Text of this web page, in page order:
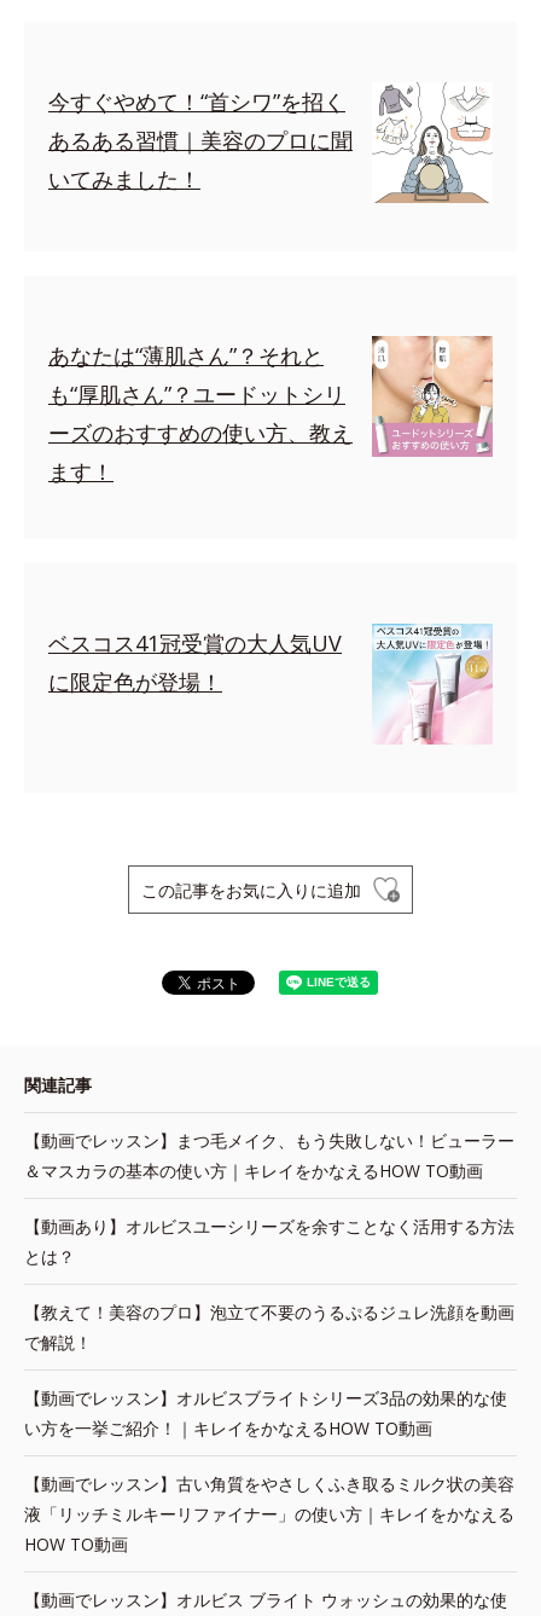
今すぐやめて！“首シワ”を招く
あるある習慣｜美容のプロに聞
いてみました！
あなたは“薄肌さん”？それと
も“厚肌さん”？ユードットシリ
ーズのおすすめの使い方、教え
ます！
ベスコス41冠受賞の大人気UV
に限定色が登場！
この記事をお気に入りに追加
関連記事
【動画でレッスン】まつ毛メイク、もう失敗しない！ビューラー
＆マスカラの基本の使い方｜キレイをかなえるHOW TO動画
【動画あり】オルビスユーシリーズを余すことなく活用する方法
とは？
【教えて！美容のプロ】泡立て不要のうるぷるジュレ洗顔を動画
で解説！
【動画でレッスン】オルビスブライトシリーズ3品の効果的な使
い方を一挙ご紹介！｜キレイをかなえるHOW TO動画
【動画でレッスン】古い角質をやさしくふき取るミルク状の美容
液「リッチミルキーリファイナー」の使い方｜キレイをかなえる
HOW TO動画
【動画でレッスン】オルビス ブライト ウォッシュの効果的な使